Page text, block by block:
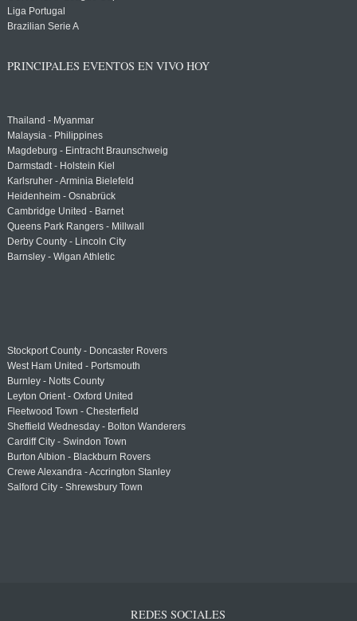
Liga Portugal
Brazilian Serie A
PRINCIPALES EVENTOS EN VIVO HOY
Thailand - Myanmar
Malaysia - Philippines
Magdeburg - Eintracht Braunschweig
Darmstadt - Holstein Kiel
Karlsruher - Arminia Bielefeld
Heidenheim - Osnabrück
Cambridge United - Barnet
Queens Park Rangers - Millwall
Derby County - Lincoln City
Barnsley - Wigan Athletic
Stockport County - Doncaster Rovers
West Ham United - Portsmouth
Burnley - Notts County
Leyton Orient - Oxford United
Fleetwood Town - Chesterfield
Sheffield Wednesday - Bolton Wanderers
Cardiff City - Swindon Town
Burton Albion - Blackburn Rovers
Crewe Alexandra - Accrington Stanley
Salford City - Shrewsbury Town
REDES SOCIALES